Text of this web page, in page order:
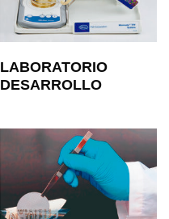
LABORATORIO
DESARROLLO